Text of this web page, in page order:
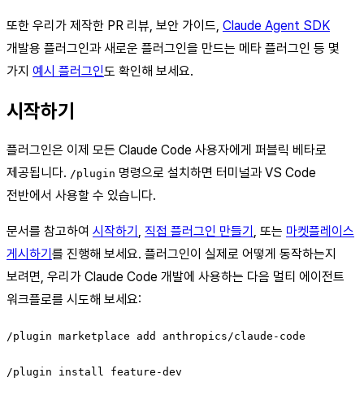
또한 우리가 제작한 PR 리뷰, 보안 가이드, Claude Agent SDK
개발용 플러그인과 새로운 플러그인을 만드는 메타 플러그인 등 몇
가지 예시 플러그인도 확인해 보세요.
시작하기
플러그인은 이제 모든 Claude Code 사용자에게 퍼블릭 베타로
제공됩니다. /plugin 명령으로 설치하면 터미널과 VS Code
전반에서 사용할 수 있습니다.
문서를 참고하여 시작하기, 직접 플러그인 만들기, 또는 마켓플레이스
게시하기를 진행해 보세요. 플러그인이 실제로 어떻게 동작하는지
보려면, 우리가 Claude Code 개발에 사용하는 다음 멀티 에이전트
워크플로를 시도해 보세요:
/plugin marketplace add anthropics/claude-code
/plugin install feature-dev